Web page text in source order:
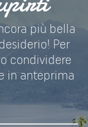
più bella
Per
condividere
in anteprima